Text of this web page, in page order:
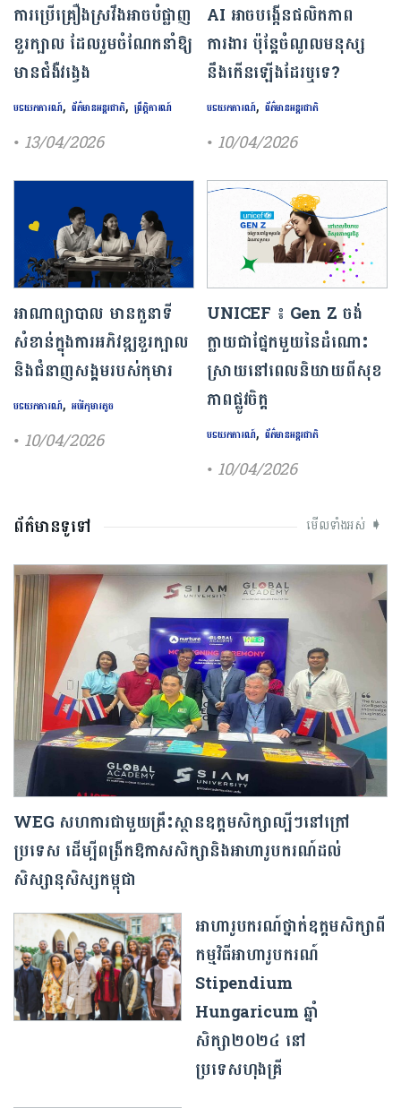
ការ​ប្រើគ្រឿង​ស្រវឹង​អាចបំផ្លាញ​
ខួរក្បាល ដែល​រួមចំណែក​នាំឱ្យ​
មាន​ជំងឺ​វង្វេង
បទយកការណ៍, ព័ត៌មានអន្តរជាតិ,ព្រឹត្តិការណ៍
• 13/04/2026
AI អាចបង្កើនផលិតភាព
ការងារ ប៉ុន្តែចំណូលមនុស្ស
នឹងកើនឡើងដែរឬទេ?
បទយកការណ៍, ព័ត៌មានអន្តរជាតិ
• 10/04/2026
អាណាព្យាបាល មានតួនាទី
សំខាន់ក្នុងការអភិវឌ្ឍខួរក្បាល
និងជំនាញសង្គមរបស់កុមារ
បទយកការណ៍, អប់រំកុមារតូច
• 10/04/2026
UNICEF ៖ Gen Z ចង់
ក្លាយ​ជា​ផ្នែក​មួយ​នៃ​ដំណោះ
ស្រាយ​នៅ​ពេល​និយាយ​ពីសុខ
ភាព​ផ្លូវចិត្ត
បទយកការណ៍, ព័ត៌មានអន្តរជាតិ
• 10/04/2026
ព័ត៌មានទូទៅ
មើលទាំងអស់ ➧
WEG សហការជាមួយគ្រឹះស្ថានឧត្តមសិក្សាល្បីៗនៅក្រៅ
ប្រទេស ដើម្បីពង្រីកឱកាសសិក្សានិងអាហារូបករណ៍ដល់
សិស្សានុសិស្សកម្ពុជា
អាហារូបករណ៍ថ្នាក់ឧត្ដមសិក្សាពី
កម្មវិធីអាហារូបករណ៍
Stipendium
Hungaricum ឆ្នាំ
សិក្សា២០២៤ នៅ
ប្រទេសហុងគ្រី